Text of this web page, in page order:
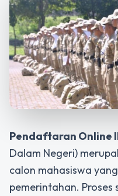
Pendaftaran Online
Dalam Negeri)
calon mahasiswa
pemerintahan. Proses